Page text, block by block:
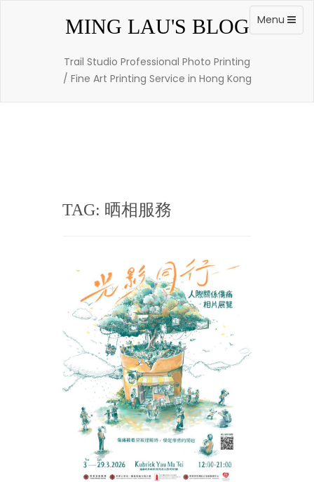
MING LAU'S BLOG
Trail Studio Professional Photo Printing
/ Fine Art Printing Service in Hong Kong
Toggle
navigation
Menu
TAG: 晒相服務